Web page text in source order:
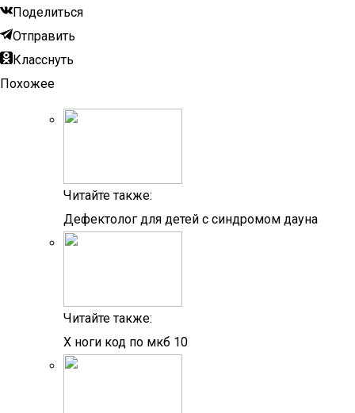
Поделиться
Отправить
Класснуть
Похожее
Читайте также:
Дефектолог для детей с синдромом дауна
Читайте также:
Х ноги код по мкб 10